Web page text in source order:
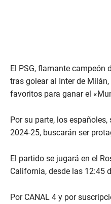
El PSG, flamante campeón
tras golear al Inter de
favoritos para ganar el
Por su parte, los
2024-25, buscarán ser
El partido se jugará en el
California, desde las 12:45
Por CANAL 4 y por